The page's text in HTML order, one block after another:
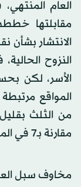
مقابلتها
الانتشار بشأن
الأسر، لكن
المواقع
مقارنة بـ7‎ في المائة في البيانات السابقة.
مخاوف سبل